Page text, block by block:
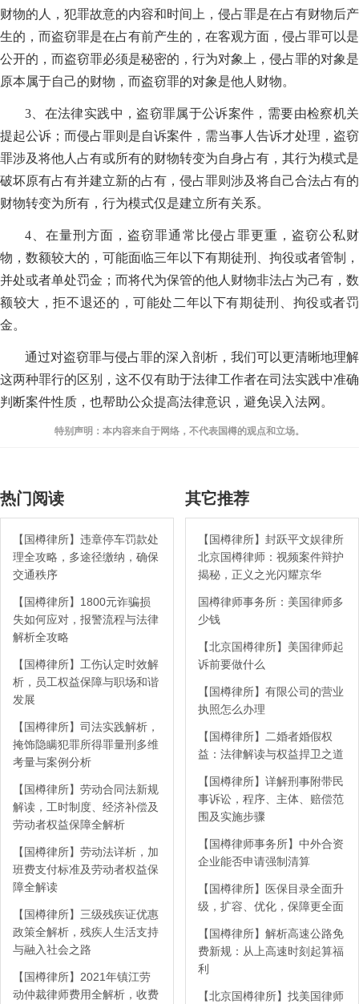
财物的人，犯罪故意的内容和时间上，侵占罪是在占有财物后产
生的，而盗窃罪是在占有前产生的，在客观方面，侵占罪可以是
公开的，而盗窃罪必须是秘密的，行为对象上，侵占罪的对象是
原本属于自己的财物，而盗窃罪的对象是他人财物。
3、在法律实践中，盗窃罪属于公诉案件，需要由检察机关
提起公诉；而侵占罪则是自诉案件，需当事人告诉才处理，盗窃
罪涉及将他人占有或所有的财物转变为自身占有，其行为模式是
破坏原有占有并建立新的占有，侵占罪则涉及将自己合法占有的
财物转变为所有，行为模式仅是建立所有关系。
4、在量刑方面，盗窃罪通常比侵占罪更重，盗窃公私财
物，数额较大的，可能面临三年以下有期徒刑、拘役或者管制，
并处或者单处罚金；而将代为保管的他人财物非法占为己有，数
额较大，拒不退还的，可能处二年以下有期徒刑、拘役或者罚
金。
通过对盗窃罪与侵占罪的深入剖析，我们可以更清晰地理解
这两种罪行的区别，这不仅有助于法律工作者在司法实践中准确
判断案件性质，也帮助公众提高法律意识，避免误入法网。
特别声明：本内容来自于网络，不代表国樽的观点和立场。
热门阅读
【国樽律所】违章停车罚款处
理全攻略，多途径缴纳，确保
交通秩序
【国樽律所】1800元诈骗损
失如何应对，报警流程与法律
解析全攻略
【国樽律所】工伤认定时效解
析，员工权益保障与职场和谐
发展
【国樽律所】司法实践解析，
掩饰隐瞒犯罪所得罪量刑多维
考量与案例分析
【国樽律所】劳动合同法新规
解读，工时制度、经济补偿及
劳动者权益保障全解析
【国樽律所】劳动法详析，加
班费支付标准及劳动者权益保
障全解读
【国樽律所】三级残疾证优惠
政策全解析，残疾人生活支持
与融入社会之路
【国樽律所】2021年镇江劳
动仲裁律师费用全解析，收费
其它推荐
【国樽律所】封跃平文娱律所
北京国樽律师：视频案件辩护
揭秘，正义之光闪耀京华
国樽律师事务所：美国律师多
少钱
【北京国樽律所】美国律师起
诉前要做什么
【国樽律所】有限公司的营业
执照怎么办理
【国樽律所】二婚者婚假权
益：法律解读与权益捍卫之道
【国樽律所】详解刑事附带民
事诉讼，程序、主体、赔偿范
围及实施步骤
【国樽律师事务所】中外合资
企业能否申请强制清算
【国樽律所】医保目录全面升
级，扩容、优化，保障更全面
【国樽律所】解析高速公路免
费新规：从上高速时刻起算福
利
【北京国樽律所】找美国律师